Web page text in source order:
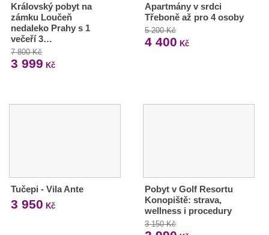
Královský pobyt na
zámku Loučeň
nedaleko Prahy s 1
večeří 3…
7 800 Kč
3 999 Kč
Apartmány v srdci
Třeboně až pro 4 osoby
5 200 Kč
4 400 Kč
Tučepi - Vila Ante
3 950 Kč
Pobyt v Golf Resortu
Konopiště: strava,
wellness i procedury
3 150 Kč